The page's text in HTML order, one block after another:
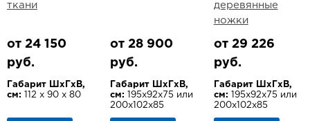
ткани
от 24 150
руб.
Габарит ШхГхВ,
см: 112 х 90 х 80
от 28 900
руб.
Габарит ШхГхВ,
см:
195х92х75 или
200х102х85
деревянные
ножки
от 29 226
руб.
Габарит ШхГхВ,
см: 195х92х75 или
200х102х85